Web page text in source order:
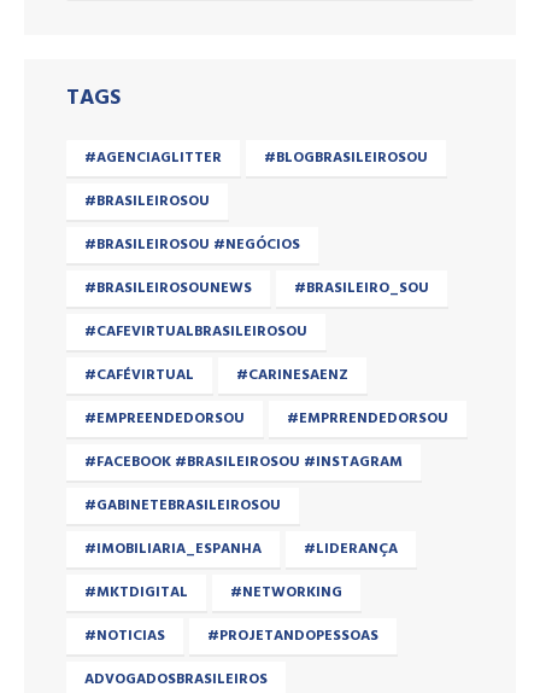
TAGS
#AGENCIAGLITTER
#BLOGBRASILEIROSOU
#BRASILEIROSOU
#BRASILEIROSOU #NEGÓCIOS
#BRASILEIROSOUNEWS
#BRASILEIRO_SOU
#CAFEVIRTUALBRASILEIROSOU
#CAFÉVIRTUAL
#CARINESAENZ
#EMPREENDEDORSOU
#EMPRRENDEDORSOU
#FACEBOOK #BRASILEIROSOU #INSTAGRAM
#GABINETEBRASILEIROSOU
#IMOBILIARIA_ESPANHA
#LIDERANÇA
#MKTDIGITAL
#NETWORKING
#NOTICIAS
#PROJETANDOPESSOAS
ADVOGADOSBRASILEIROS